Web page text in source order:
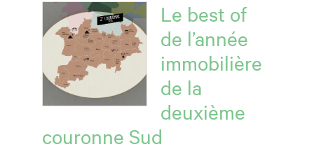
Le best of
de l’année
immobilière
de la
deuxième
couronne Sud